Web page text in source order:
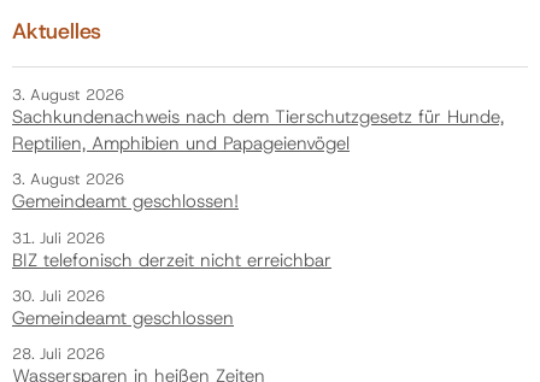
Aktuelles
3. August 2026
Sachkundenachweis nach dem Tierschutzgesetz für Hunde,
Reptilien, Amphibien und Papageienvögel
3. August 2026
Gemeindeamt geschlossen!
31. Juli 2026
BIZ telefonisch derzeit nicht erreichbar
30. Juli 2026
Gemeindeamt geschlossen
28. Juli 2026
Wassersparen in heißen Zeiten